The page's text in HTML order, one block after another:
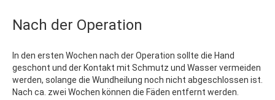
Nach der Operation
In den ersten Wochen nach der Operation sollte die Hand
geschont und der Kontakt mit Schmutz und Wasser vermeiden
werden, solange die Wundheilung noch nicht abgeschlossen ist.
Nach ca. zwei Wochen können die Fäden entfernt werden.